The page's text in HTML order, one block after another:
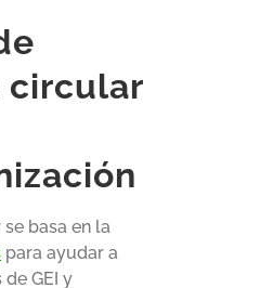
circular
basa en la
para ayudar a
GEI y